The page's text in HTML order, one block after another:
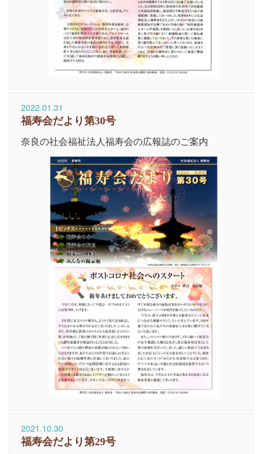
2022.01.31
福寿会だより第30号
奈良の社会福祉法人福寿会の広報誌のご案内
2021.10.30
福寿会だより第29号